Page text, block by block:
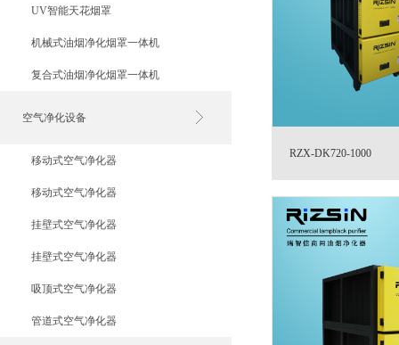
UV智能天花烟罩
机械式油烟净化烟罩一体机
复合式油烟净化烟罩一体机
空气净化设备
移动式空气净化器
移动式空气净化器
挂壁式空气净化器
挂壁式空气净化器
吸顶式空气净化器
管道式空气净化器
RZX-DK720-1000